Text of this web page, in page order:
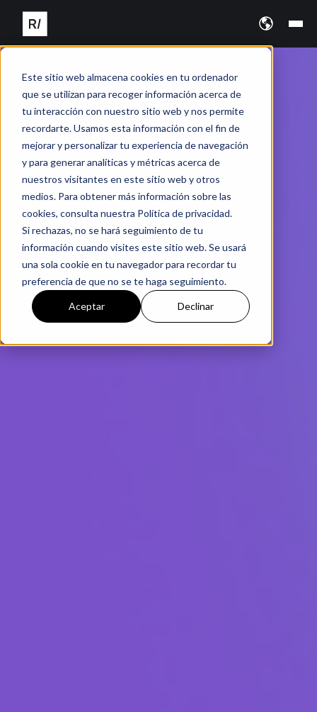
Este sitio web almacena cookies en tu ordenador
que se utilizan para recoger información acerca de
tu interacción con nuestro sitio web y nos permite
recordarte. Usamos esta información con el fin de
mejorar y personalizar tu experiencia de navegación
y para generar analíticas y métricas acerca de
nuestros visitantes en este sitio web y otros
medios. Para obtener más información sobre las
cookies, consulta nuestra Política de privacidad.
Si rechazas, no se hará seguimiento de tu
información cuando visites este sitio web. Se usará
una sola cookie en tu navegador para recordar tu
preferencia de que no se te haga seguimiento.
Aceptar Declinar